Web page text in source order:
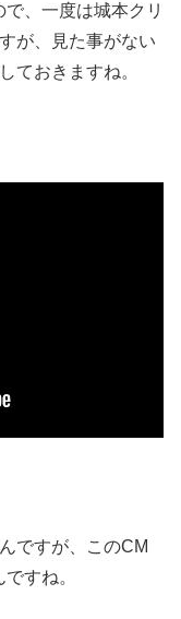
、一度は城本クリ
が、見た事がない
ておきますね。
ですが、このCM
すね。